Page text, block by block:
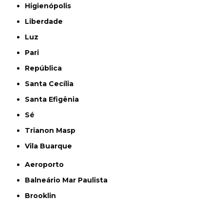
Higienópolis
Liberdade
Luz
Pari
República
Santa Cecília
Santa Efigênia
Sé
Trianon Masp
Vila Buarque
Aeroporto
Balneário Mar Paulista
Brooklin